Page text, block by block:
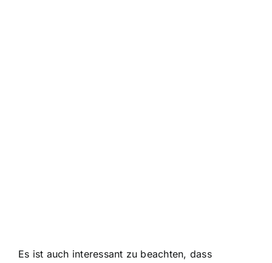
Es ist auch interessant zu beachten, dass